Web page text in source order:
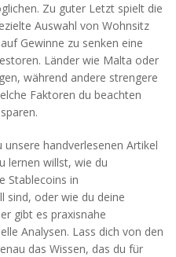
Zu guter Letzt spielt die
Auswahl von Wohnsitz
Gewinne zu senken eine
Länder wie Malta oder
während andere strengere
Faktoren du beachten
handverlesenen Artikel
lernen willst, wie du
Stablecoins in
sind, oder wie du deine
gibt es praxisnahe
Analysen. Lass dich von den
das Wissen, das du für